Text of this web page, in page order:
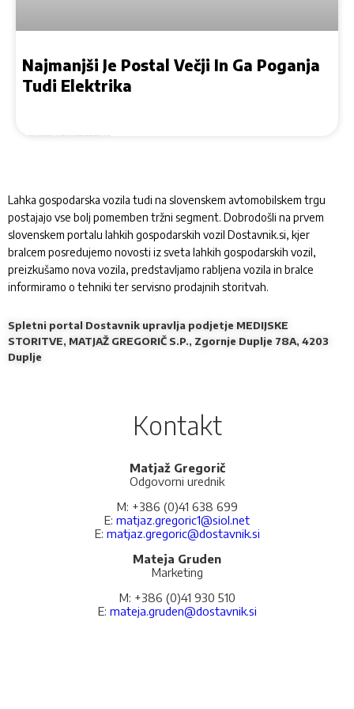
Najmanjši Je Postal Večji In Ga Poganja
Tudi Elektrika
Lahka gospodarska vozila tudi na slovenskem avtomobilskem trgu
postajajo vse bolj pomemben tržni segment. Dobrodošli na prvem
slovenskem portalu lahkih gospodarskih vozil Dostavnik.si, kjer
bralcem posredujemo novosti iz sveta lahkih gospodarskih vozil,
preizkušamo nova vozila, predstavljamo rabljena vozila in bralce
informiramo o tehniki ter servisno prodajnih storitvah.
Spletni portal Dostavnik upravlja podjetje MEDIJSKE
STORITVE, MATJAŽ GREGORIČ S.P., Zgornje Duplje 78A, 4203
Duplje
Kontakt
Matjaž Gregorič
Odgovorni urednik
M: +386 (0)41 638 699
E: matjaz.gregoric1@siol.net
E: matjaz.gregoric@dostavnik.si
Mateja Gruden
Marketing
M: +386 (0)41 930 510
E: mateja.gruden@dostavnik.si